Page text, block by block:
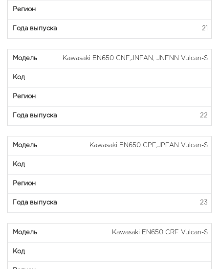
21
Kawasaki EN650 CNF,JNFAN, JNFNN Vulcan-S
22
Kawasaki EN650 CPF,JPFAN Vulcan-S
23
Kawasaki EN650 CRF Vulcan-S